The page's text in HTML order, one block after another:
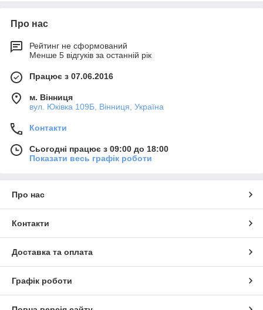
Про нас
Рейтинг не сформований
Менше 5 відгуків за останній рік
Працює з 07.06.2016
м. Вінниця
вул. Юківка 109Б, Вінниця, Україна
Контакти
Сьогодні працює з 09:00 до 18:00
Показати весь графік роботи
Про нас
Контакти
Доставка та оплата
Графік роботи